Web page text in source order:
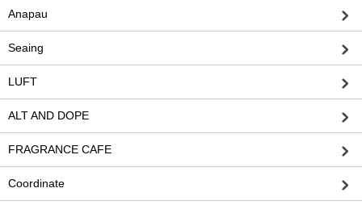
Anapau
Seaing
LUFT
ALT AND DOPE
FRAGRANCE CAFE
Coordinate